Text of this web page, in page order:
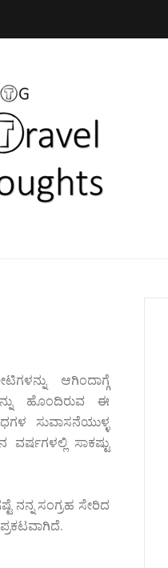
ಆಗಿಂದಾಗ್ಗೆ
ಹೊಂದಿರುವ ಈ
ಸುವಾಸನೆಯುಳ್ಳ
ಸಾಕಷ್ಟು
ನನ್ನ ಸಂಗ್ರಹ ಸೇರಿದ